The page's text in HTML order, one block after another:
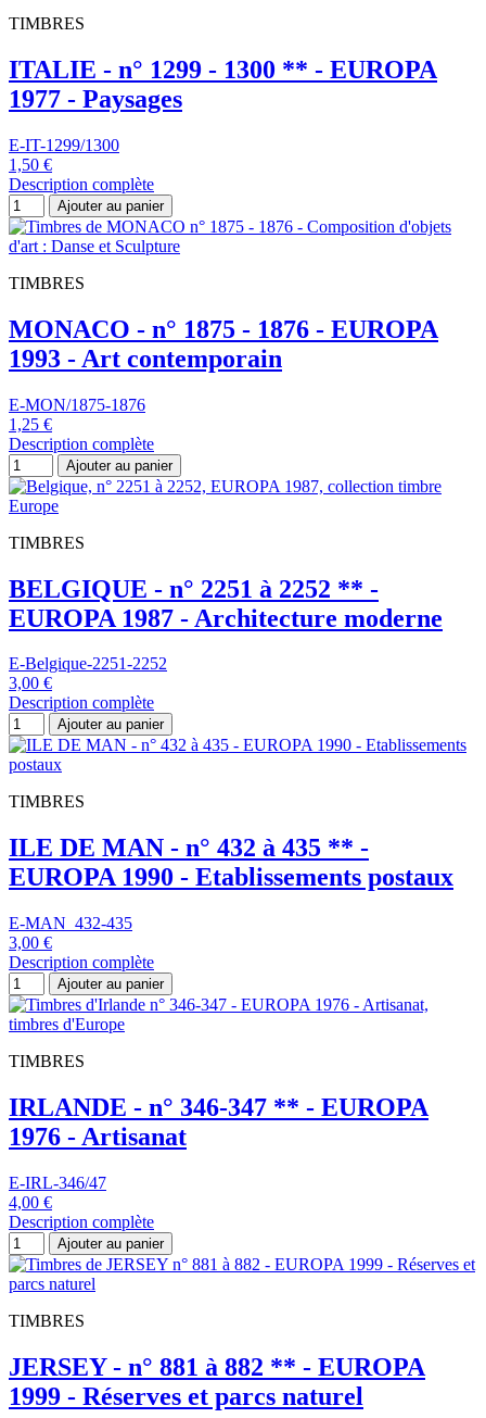
TIMBRES
ITALIE - n° 1299 - 1300 ** - EUROPA
1977 - Paysages
E-IT-1299/1300
1,50 €
Description complète
Ajouter au panier
TIMBRES
MONACO - n° 1875 - 1876 - EUROPA
1993 - Art contemporain
E-MON/1875-1876
1,25 €
Description complète
Ajouter au panier
TIMBRES
BELGIQUE - n° 2251 à 2252 ** -
EUROPA 1987 - Architecture moderne
E-Belgique-2251-2252
3,00 €
Description complète
Ajouter au panier
TIMBRES
ILE DE MAN - n° 432 à 435 ** -
EUROPA 1990 - Etablissements postaux
E-MAN_432-435
3,00 €
Description complète
Ajouter au panier
TIMBRES
IRLANDE - n° 346-347 ** - EUROPA
1976 - Artisanat
E-IRL-346/47
4,00 €
Description complète
Ajouter au panier
TIMBRES
JERSEY - n° 881 à 882 ** - EUROPA
1999 - Réserves et parcs naturel